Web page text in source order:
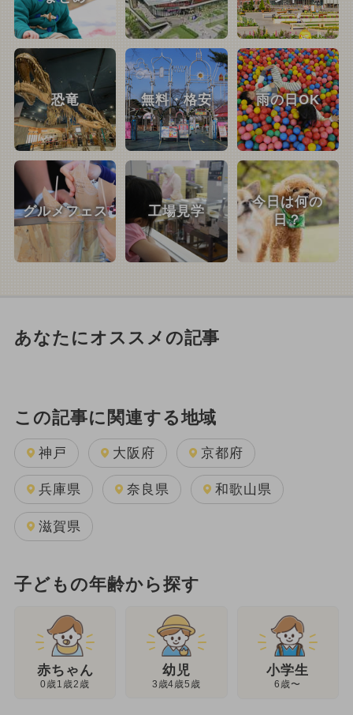
恐竜 無料・格安 雨の日OK
グルメフェス 工場見学
今日は何の
日？
あなたにオススメの記事
この記事に関連する地域
神戸 大阪府 京都府
兵庫県 奈良県 和歌山県
滋賀県
子どもの年齢から探す
赤ちゃん
0歳1歳2歳
幼児
3歳4歳5歳
小学生
6歳〜